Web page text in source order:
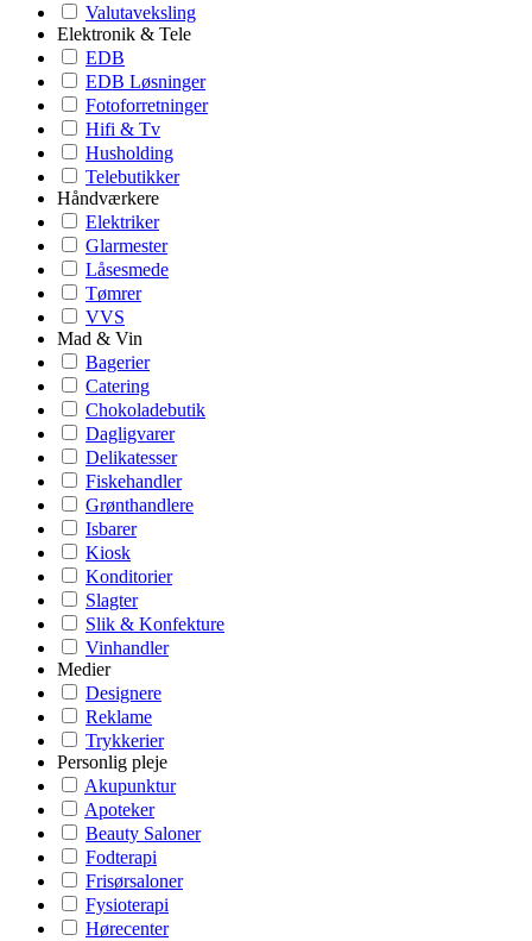
Valutaveksling
Elektronik & Tele
EDB
EDB Løsninger
Fotoforretninger
Hifi & Tv
Husholding
Telebutikker
Håndværkere
Elektriker
Glarmester
Låsesmede
Tømrer
VVS
Mad & Vin
Bagerier
Catering
Chokoladebutik
Dagligvarer
Delikatesser
Fiskehandler
Grønthandlere
Isbarer
Kiosk
Konditorier
Slagter
Slik & Konfekture
Vinhandler
Medier
Designere
Reklame
Trykkerier
Personlig pleje
Akupunktur
Apoteker
Beauty Saloner
Fodterapi
Frisørsaloner
Fysioterapi
Hørecenter